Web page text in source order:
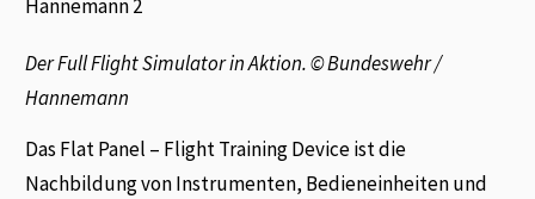
Der Full Flight Simulator in Aktion. © Bundeswehr /
Hannemann
Das Flat Panel – Flight Training Device ist die
Nachbildung von Instrumenten, Bedieneinheiten und